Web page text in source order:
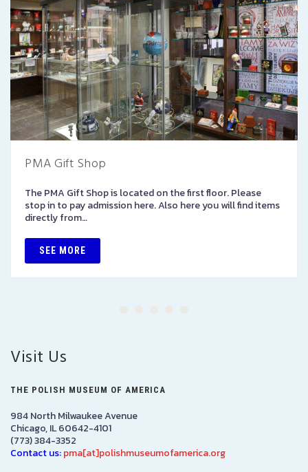
PMA Gift Shop
The PMA Gift Shop is located on the first floor. Please
stop in to pay admission here. Also here you will find items
directly from…
SEE MORE
Visit Us
THE POLISH MUSEUM OF AMERICA
984 North Milwaukee Avenue
Chicago, IL 60642-4101
(773) 384-3352
Contact us:pma[at]polishmuseumofamerica.org